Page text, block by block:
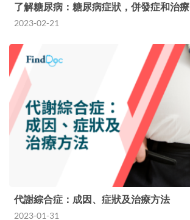
了解糖尿病：糖尿病症狀，併發症和治療
2023-02-21
代謝綜合症：成因、症狀及治療方法
2023-01-31